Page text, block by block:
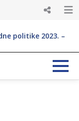
politike 2023. –